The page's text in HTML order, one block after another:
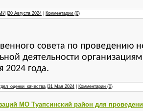
20 Августа 2024 Комментарии (0)
совета по проведению
деятельности
2024 года.
31 Мая 2024 Комментарии (0)
МО Туапсинский район для